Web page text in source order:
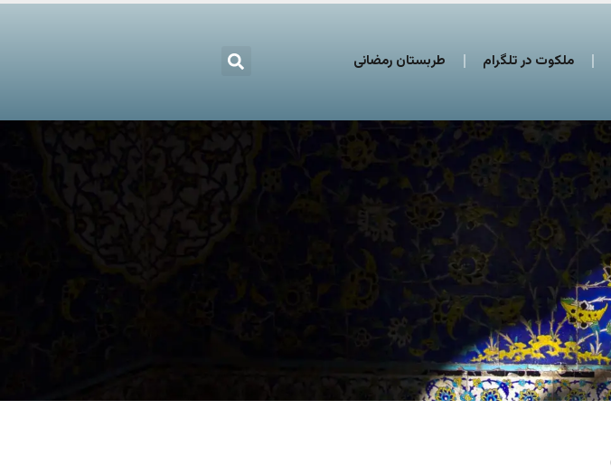
ملکوت در تلگرام طربستان رمضانی